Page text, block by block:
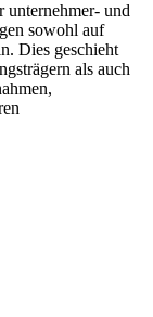
unternehmer- und
sowohl auf
Dies geschieht
als auch